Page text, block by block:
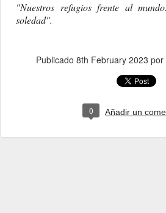
"Nuestros refugios frente al
soledad".
Publicado 8th February 2023 por
0 Añadir un